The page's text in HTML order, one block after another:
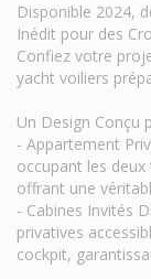
Disponible 2024,
Inédit pour des
Confiez votre
yacht voiliers
Un Design Conçu
- Appartement
occupant les
offrant une
- Cabines Invités
privatives
cockpit,